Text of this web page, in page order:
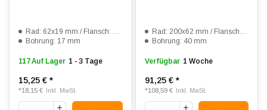
Rad: 62x19 mm / Flansch: 81x26.5 mm
Bohrung: 17 mm
117 Auf Lager 1 - 3 Tage
15,25 € *
*18,15 € Inkl. MwSt.
Rad: 200x62 mm / Flansch: 230x80 mm
Bohrung: 40 mm
Verfügbar 1 Woche
91,25 € *
*108,59 € Inkl. MwSt.